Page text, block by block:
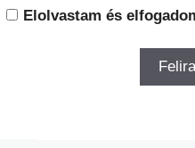
Elolvastam és